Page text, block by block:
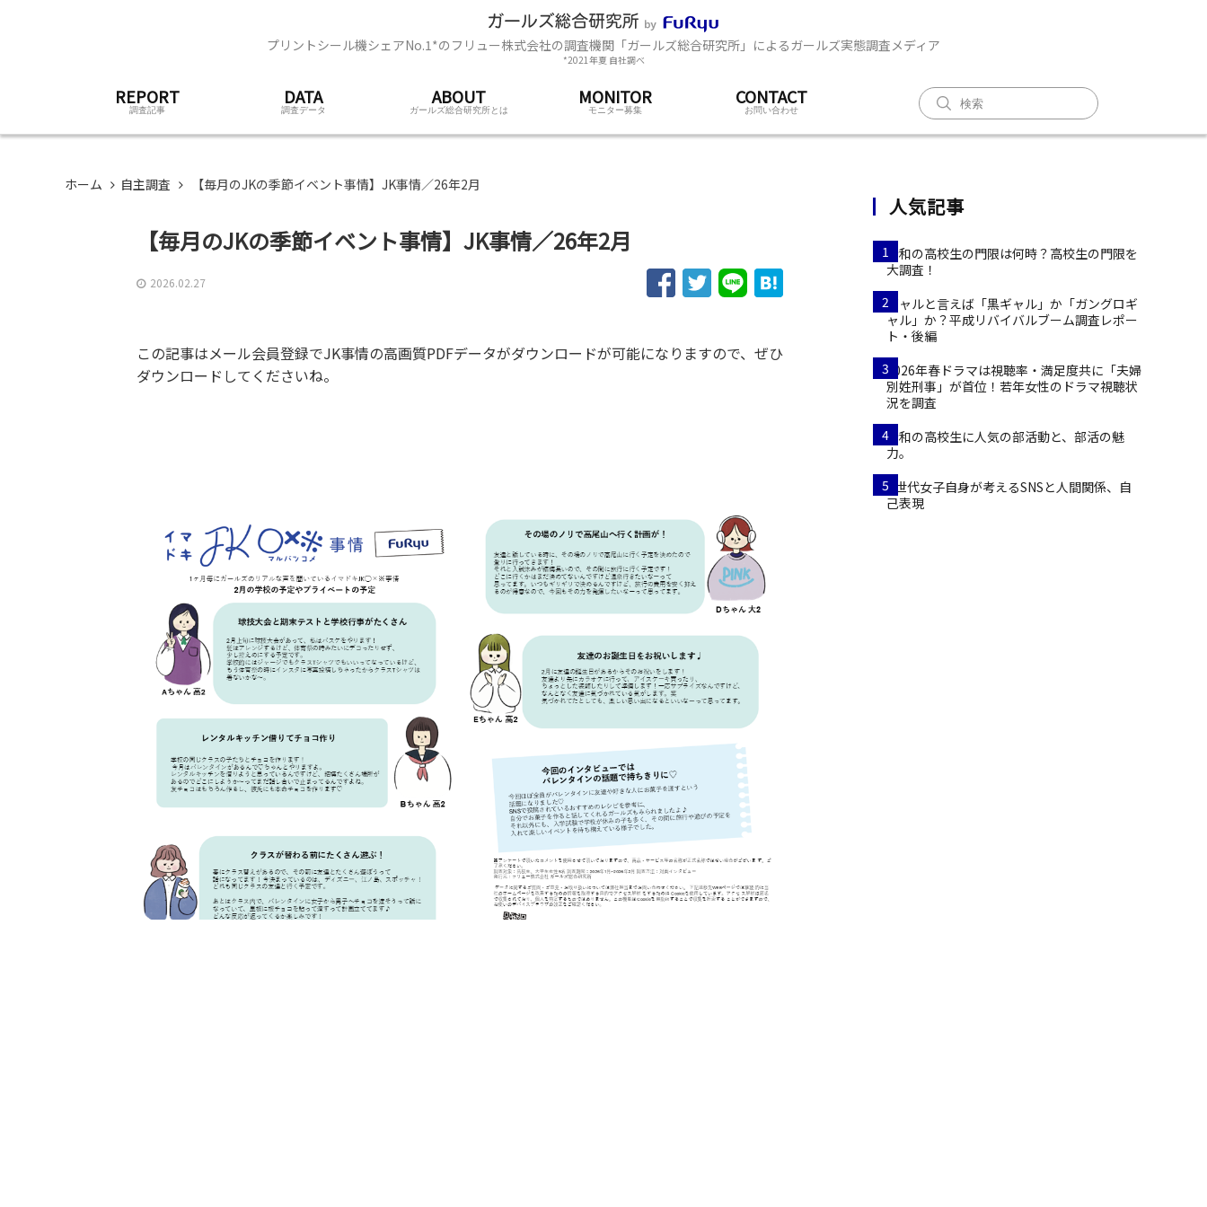
プリントシール機シェアNo.1*のフリュー株式会社の調査機関「ガールズ総合研究所」によるガールズ実態調査メディア
*2021年夏 自社調べ
REPORT
調査記事
DATA
調査データ
ABOUT
ガールズ総合研究所とは
MONITOR
モニター募集
CONTACT
お問い合わせ
ホーム 自主調査 【毎月のJKの季節イベント事情】JK事情／26年2月
【毎月のJKの季節イベント事情】JK事情／26年2月
2026.02.27
この記事はメール会員登録でJK事情の高画質PDFデータがダウンロードが可能になりますので、ぜひ
ダウンロードしてくださいね。
人気記事
1令和の高校生の門限は何時？高校生の門限を
大調査！
2ギャルと言えば「黒ギャル」か「ガングロギ
ャル」か？平成リバイバルブーム調査レポー
ト・後編
32026年春ドラマは視聴率・満足度共に「夫婦
別姓刑事」が首位！若年女性のドラマ視聴状
況を調査
4令和の高校生に人気の部活動と、部活の魅
力。
5Z世代女子自身が考えるSNSと人間関係、自
己表現